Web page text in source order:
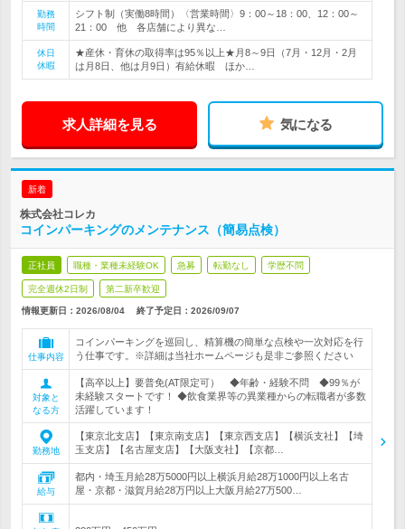
勤務
時間
シフト制（実働8時間）〈営業時間〉9：00～18：00、12：00～
21：00 他 各店舗により異な…
休日
休暇
★産休・育休の取得率は95％以上★月8～9日（7月・12月・2月
は月8日、他は月9日）有給休暇 ほか…
求人詳細を見る 気になる
新着
株式会社コレカ
コインパーキングのメンテナンス（簡易点検）
正社員 職種・業種未経験OK 急募 転勤なし 学歴不問
完全週休2日制 第二新卒歓迎
情報更新日：2026/08/04 終了予定日： 2026/09/07
仕事内容
コインパーキングを巡回し、精算機の簡単な点検や一次対応を行
う仕事です。※詳細は当社ホームページも是非ご参照ください
対象と
なる方
【高卒以上】要普免(AT限定可） ◆年齢・経験不問 ◆99％が
未経験スタートです！ ◆飲食業界等の異業種からの転職者が多数
活躍しています！
勤務地
【東京北支店】【東京南支店】【東京西支店】【横浜支社】【埼
玉支店】【名古屋支店】【大阪支社】【京都…
給与
都内・埼玉月給28万5000円以上横浜月給28万1000円以上名古
屋・京都・滋賀月給28万円以上大阪月給27万500…